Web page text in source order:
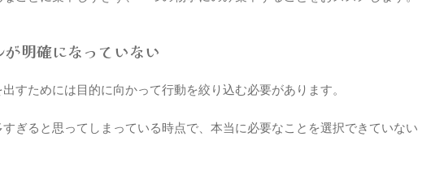
が明確になっていない
すためには目的に向かって行動を絞り込む必要があります。
ぎると思ってしまっている時点で、本当に必要なことを選択できていない